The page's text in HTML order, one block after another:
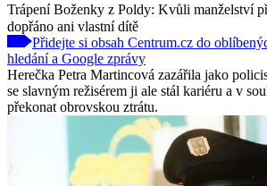
Trápení Boženky z Poldy: Kvůli manželství
dopřáno ani vlastní dítě
Přidejte si obsah Centrum.cz do
hledání a Google zprávy
Herečka Petra Martincová zazářila jako
se slavným režisérem ji ale stál kariéru a v
překonat obrovskou ztrátu.